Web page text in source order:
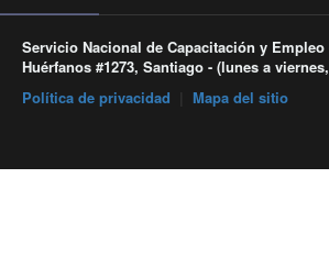
Servicio Nacional de Capacitación y Empleo
Huérfanos #1273, Santiago - (lunes a
Política de privacidad
Mapa del sitio